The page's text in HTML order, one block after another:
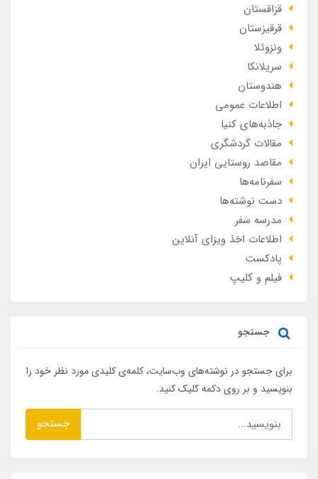
قزاقستان
قرقیزستان
ونزوئلا
سریلانکا
هندوستان
اطلاعات عمومی
جاذبه‌های کنیا
مقالات گردشگری
مقاصد روستایی ایران
سفرنامه‌ها
دست نوشته‌ها
مدرسه سفر
اطلاعات اخذ ویزای آنلاین
پادکست
فیلم و کلیپ
جستجو
برای جستجو در نوشته‌های وب‌سایت، کلمه‌ی کلیدی مورد نظر خود را
بنویسید و بر روی دکمه کلیک کنید.
جستجو